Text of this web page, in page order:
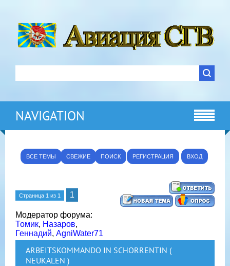
NAVIGATION
ВСЕ ТЕМЫ СВЕЖИЕ ПОИСК РЕГИСТРАЦИЯ ВХОД
Страница 1 из 1 1
Модератор форума:
Томик, Назаров,
Геннадий, AgniWater71
ARBEITSKOMMANDO IN SCHORRENTIN (
NEUKALEN )